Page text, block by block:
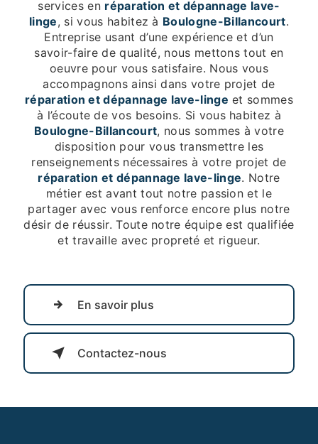
services en réparation et dépannage lave-
linge, si vous habitez à Boulogne-Billancourt.
Entreprise usant d’une expérience et d’un
savoir-faire de qualité, nous mettons tout en
oeuvre pour vous satisfaire. Nous vous
accompagnons ainsi dans votre projet de
réparation et dépannage lave-linge et sommes
à l’écoute de vos besoins. Si vous habitez à
Boulogne-Billancourt, nous sommes à votre
disposition pour vous transmettre les
renseignements nécessaires à votre projet de
réparation et dépannage lave-linge. Notre
métier est avant tout notre passion et le
partager avec vous renforce encore plus notre
désir de réussir. Toute notre équipe est qualifiée
et travaille avec propreté et rigueur.
En savoir plus
Contactez-nous